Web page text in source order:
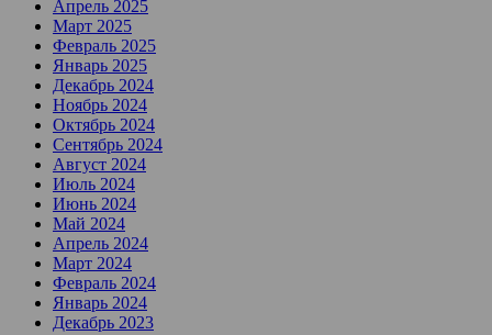
Апрель 2025
Март 2025
Февраль 2025
Январь 2025
Декабрь 2024
Ноябрь 2024
Октябрь 2024
Сентябрь 2024
Август 2024
Июль 2024
Июнь 2024
Май 2024
Апрель 2024
Март 2024
Февраль 2024
Январь 2024
Декабрь 2023